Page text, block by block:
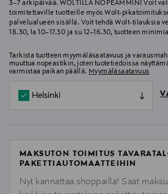
3–7 arkipäivää. WOLTILLA NOPEAMMIN! Voit
toimitettaville tuotteille myös Wolt-
palvelualueen sisällä. Voit tehdä Wolt-tilauksia
18.30, la 10–17.30 ja su 12–16.30, tuotteen
Tarkista tuotteen myymäläsaatavuus ja
muuttua nopeastikin, joten tuotetiedoissa
varmistaa paikan päällä. Myymäläsaatavuus
Helsinki
MAKSUTON TOIMITUS
PAKETTIAUTOMAATTEIHIN
Nyt kannattaa shoppailla! Saat